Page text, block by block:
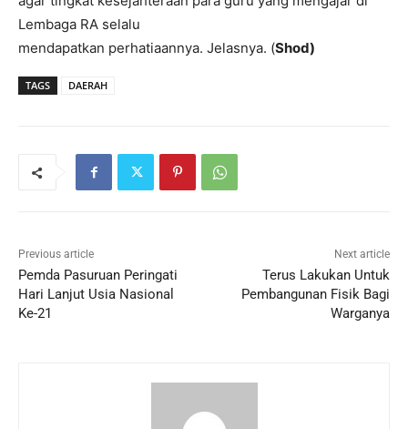
Lembaga RA selalu
mendapatkan perhatiaannya. Jelasnya. (Shod)
TAGS DAERAH
Previous article
Pemda Pasuruan Peringati
Hari Lanjut Usia Nasional
Ke-21
Next article
Terus Lakukan Untuk
Pembangunan Fisik Bagi
Warganya